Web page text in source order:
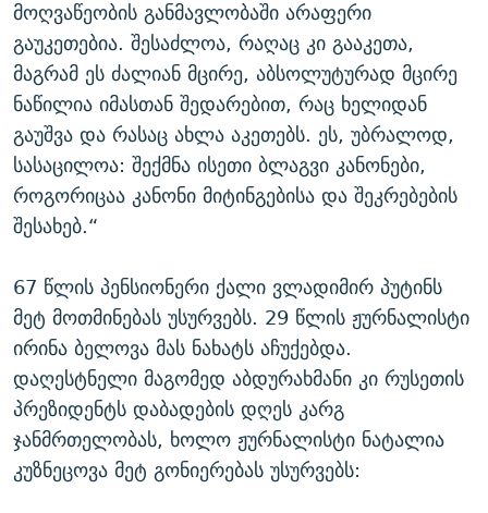
მოღვაწეობის განმავლობაში არაფერი
გაუკეთებია. შესაძლოა, რაღაც კი გააკეთა,
მაგრამ ეს ძალიან მცირე, აბსოლუტურად მცირე
ნაწილია იმასთან შედარებით, რაც ხელიდან
გაუშვა და რასაც ახლა აკეთებს. ეს, უბრალოდ,
სასაცილოა: შექმნა ისეთი ბლაგვი კანონები,
როგორიცაა კანონი მიტინგებისა და შეკრებების
შესახებ.“
67 წლის პენსიონერი ქალი ვლადიმირ პუტინს
მეტ მოთმინებას უსურვებს. 29 წლის ჟურნალისტი
ირინა ბელოვა მას ნახატს აჩუქებდა.
დაღესტნელი მაგომედ აბდურახმანი კი რუსეთის
პრეზიდენტს დაბადების დღეს კარგ
ჯანმრთელობას, ხოლო ჟურნალისტი ნატალია
კუზნეცოვა მეტ გონიერებას უსურვებს: